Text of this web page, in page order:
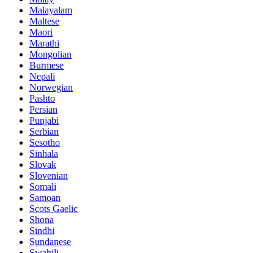
Malayalam
Maltese
Maori
Marathi
Mongolian
Burmese
Nepali
Norwegian
Pashto
Persian
Punjabi
Serbian
Sesotho
Sinhala
Slovak
Slovenian
Somali
Samoan
Scots Gaelic
Shona
Sindhi
Sundanese